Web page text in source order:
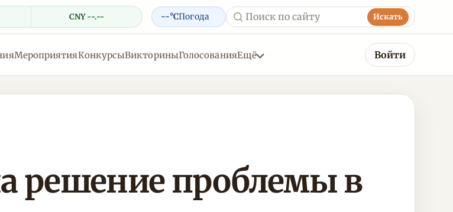
CNY --.-- --°CПогода Искать
МероприятияКонкурсыВикториныГолосованияЕщё Войти
решение проблемы в